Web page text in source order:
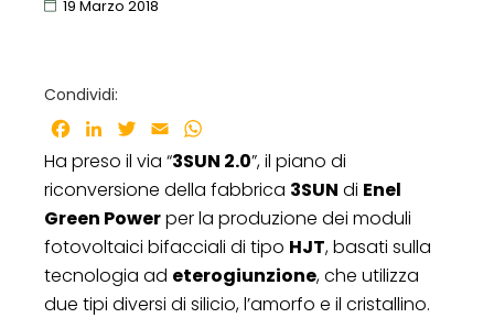
19 Marzo 2018
Condividi:
Facebook
LinkedInTwitter
Email
Ha preso il via “3SUN 2.0”, il piano di
riconversione della fabbrica 3SUN di Enel
Green Powerper la produzione dei moduli
fotovoltaici bifacciali di tipo HJT, basati sulla
tecnologia ad eterogiunzione, che utilizza
due tipi diversi di silicio, l’amorfo e il cristallino.